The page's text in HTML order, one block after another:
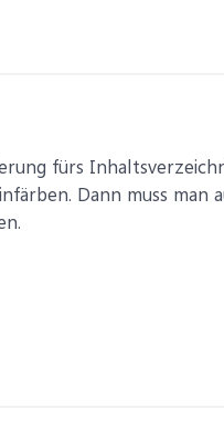
fürs
Dann muss man